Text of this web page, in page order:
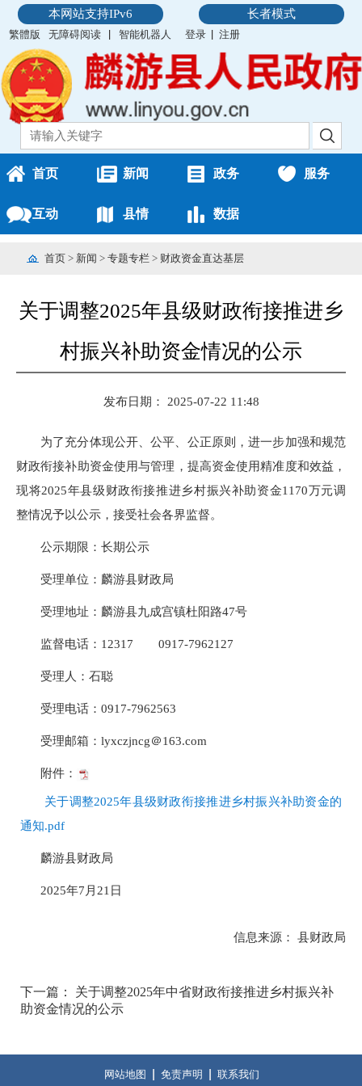
本网站支持IPv6 长者模式
繁體版 无障碍阅读 智能机器人 登录 注册
首页 新闻 政务 服务
互动 县情 数据
首页 > 新闻 > 专题专栏 > 财政资金直达基层
关于调整2025年县级财政衔接推进乡
村振兴补助资金情况的公示
发布日期： 2025-07-22 11:48
为了充分体现公开、公平、公正原则，进一步加强和规范
财政衔接补助资金使用与管理，提高资金使用精准度和效益，
现将2025年县级财政衔接推进乡村振兴补助资金1170万元调
整情况予以公示，接受社会各界监督。
公示期限：长期公示
受理单位：麟游县财政局
受理地址：麟游县九成宫镇杜阳路47号
监督电话：12317 0917-7962127
受理人：石聪
受理电话：0917-7962563
受理邮箱：lyxczjncg＠163.com
附件：
关于调整2025年县级财政衔接推进乡村振兴补助资金的
通知.pdf
麟游县财政局
2025年7月21日
信息来源： 县财政局
下一篇： 关于调整2025年中省财政衔接推进乡村振兴补
助资金情况的公示
网站地图 免责声明 联系我们